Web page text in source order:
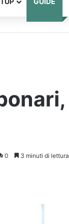
0 3 minuti di lettura